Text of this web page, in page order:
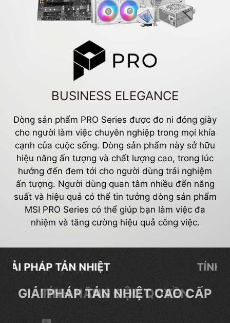
BUSINESS ELEGANCE
Dòng sản phẩm PRO Series được đo ni đóng giày
cho người làm việc chuyên nghiệp trong mọi khía
cạnh của cuộc sống. Dòng sản phẩm này sở hữu
hiệu năng ấn tượng và chất lượng cao, trong lúc
hướng đến đem tới cho người dùng trải nghiệm
ấn tượng. Người dùng quan tâm nhiều đến năng
suất và hiệu quả có thể tin tưởng dòng sản phẩm
MSI PRO Series có thể giúp bạn làm việc đa
nhiệm và tăng cường hiệu quả công việc.
TÍNH NĂNG ĐỘC QUYỀN
TÍNH NĂNG ĐỘC QUYỀN